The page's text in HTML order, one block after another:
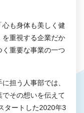
心も身体も美しく健
重視する企業だか
重要な事業の一つ
担う人事部では、
その想いを伝えて
タートした2020年3